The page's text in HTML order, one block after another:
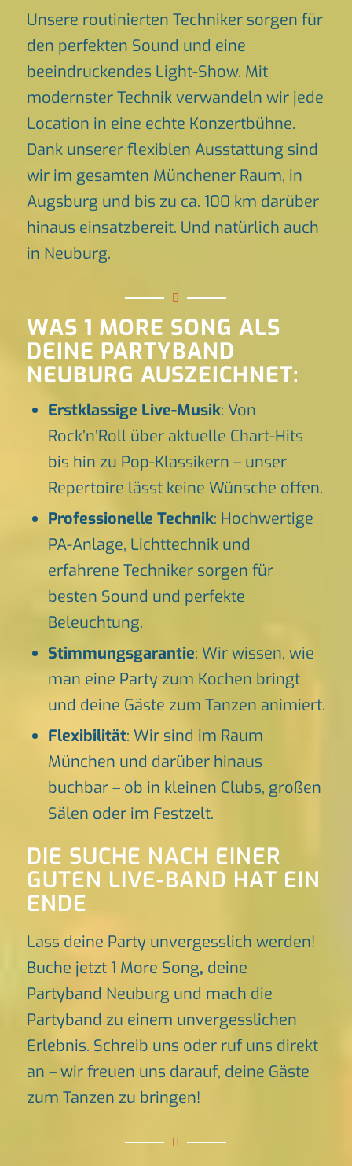
Unsere routinierten Techniker sorgen für
den perfekten Sound und eine
beeindruckendes Light-Show. Mit
modernster Technik verwandeln wir jede
Location in eine echte Konzertbühne.
Dank unserer flexiblen Ausstattung sind
wir im gesamten Münchener Raum, in
Augsburg und bis zu ca. 100 km darüber
hinaus einsatzbereit. Und natürlich auch
in Neuburg.
WAS 1 MORE SONG ALS
DEINE PARTYBAND
NEUBURG AUSZEICHNET:
Erstklassige Live-Musik: Von
Rock’n’Roll über aktuelle Chart-Hits
bis hin zu Pop-Klassikern – unser
Repertoire lässt keine Wünsche offen.
Professionelle Technik: Hochwertige
PA-Anlage, Lichttechnik und
erfahrene Techniker sorgen für
besten Sound und perfekte
Beleuchtung.
Stimmungsgarantie: Wir wissen, wie
man eine Party zum Kochen bringt
und deine Gäste zum Tanzen animiert.
Flexibilität: Wir sind im Raum
München und darüber hinaus
buchbar – ob in kleinen Clubs, großen
Sälen oder im Festzelt.
DIE SUCHE NACH EINER
GUTEN LIVE-BAND HAT EIN
ENDE
Lass deine Party unvergesslich werden!
Buche jetzt 1 More Song, deine
Partyband Neuburg und mach die
Partyband zu einem unvergesslichen
Erlebnis. Schreib uns oder ruf uns direkt
an – wir freuen uns darauf, deine Gäste
zum Tanzen zu bringen!